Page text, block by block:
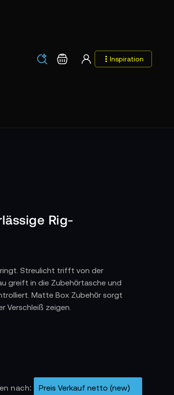
Los Warenkorb Inspiration
Rig-
Streulicht trifft von der
greift in die Zubehörtasche und
Matte Box Zubehör sorgt
Verschleiß zeigen.
nach